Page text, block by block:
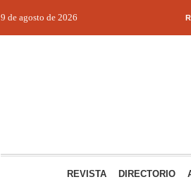
9 de agosto de 2026
REVISTA DIRECTORIO